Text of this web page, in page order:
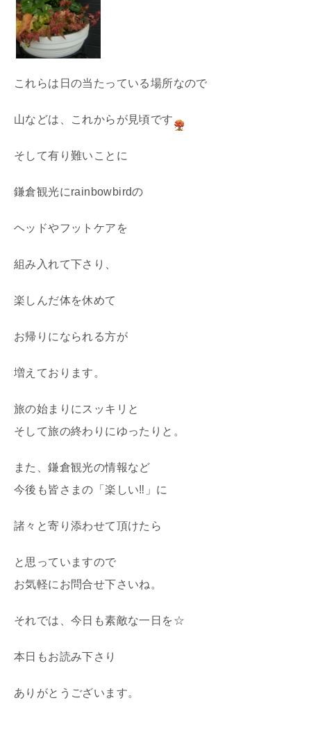
これらは日の当たっている場所なので
山などは、これからが見頃です
そして有り難いことに
鎌倉観光にrainbowbirdの
ヘッドやフットケアを
組み入れて下さり、
楽しんだ体を休めて
お帰りになられる方が
増えております。
旅の始まりにスッキリと
そして旅の終わりにゆったりと。
また、鎌倉観光の情報など
今後も皆さまの「楽しい‼」に
諸々と寄り添わせて頂けたら
と思っていますので
お気軽にお問合せ下さいね。
それでは、今日も素敵な一日を☆
本日もお読み下さり
ありがとうございます。